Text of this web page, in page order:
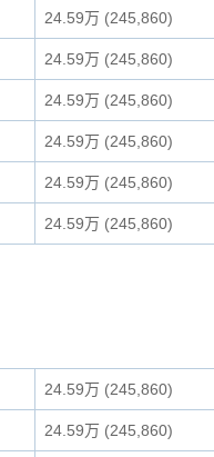
24.59万 (245,860)
24.59万 (245,860)
24.59万 (245,860)
24.59万 (245,860)
24.59万 (245,860)
24.59万 (245,860)
24.59万 (245,860)
24.59万 (245,860)